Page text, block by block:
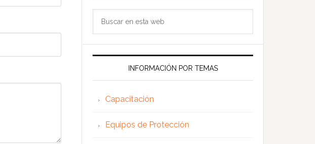
web
INFORMACIÓN POR TEMAS
Capacitación
Equipos de Protección